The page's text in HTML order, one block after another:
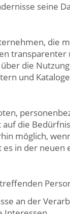
seine
die
die
und
auf die
möglich,
in der
an der